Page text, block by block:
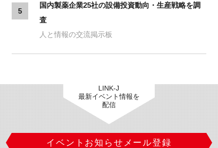
5
国内製薬企業25社の設備投資動向・生産戦略を調
査
人と情報の交流掲示板
LINK-J
最新イベント情報を
配信
イベントお知らせメール登録